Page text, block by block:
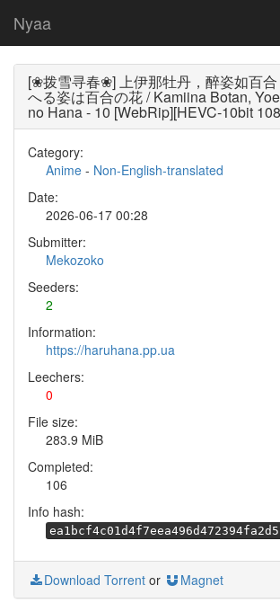
Nyaa
[❀拨雪寻春❀] 上伊那牡丹，醉姿如百
へる姿は百合の花 / Kamiina Botan,
no Hana - 10 [WebRip][HEVC-10bit
Category:
Anime - Non-English-translated
Date:
2026-06-17 00:28
Submitter:
Mekozoko
Seeders:
2
Information:
https://haruhana.pp.ua
Leechers:
0
File size:
283.9 MiB
Completed:
106
Info hash:
Download Torrent or Magnet